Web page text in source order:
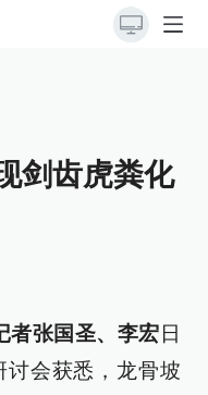
剑齿虎粪化
者张国圣、李宏 日
讨会获悉，龙骨坡